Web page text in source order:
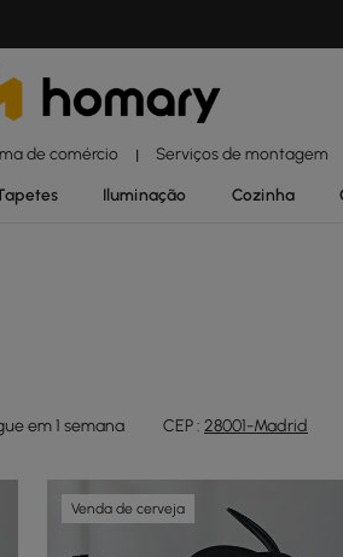
de comércio | Serviços de montagem
Iluminação Cozinha
em 1 semana CEP : 28001-Madrid
Venda de cerveja